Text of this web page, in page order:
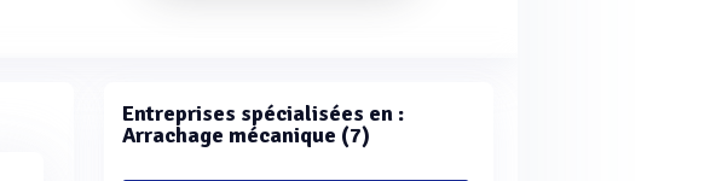
Entreprises spécialisées en :
Arrachage mécanique (7)